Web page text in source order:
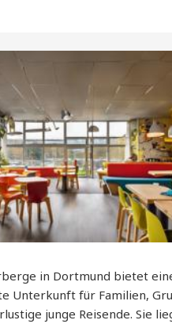
in Dortmund bietet
Unterkunft für Familien,
junge Reisende. Sie